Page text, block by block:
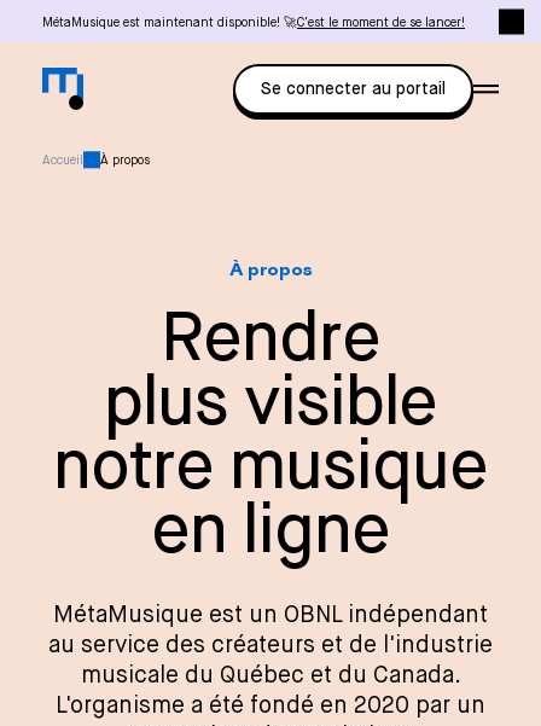
MétaMusique est maintenant disponible! 🚀C'est le moment de se lancer!
Se connecter au portail
Accueil À propos
À propos
Rendre
plus visible
notre musique
en ligne
MétaMusique est un OBNL indépendant
au service des créateurs et de l'industrie
musicale du Québec et du Canada.
L'organisme a été fondé en 2020 par un